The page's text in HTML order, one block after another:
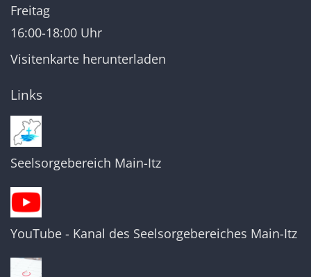
Freitag
16:00-18:00 Uhr
Visitenkarte herunterladen
Links
Seelsorgebereich Main-Itz
YouTube - Kanal des Seelsorgebereiches Main-Itz